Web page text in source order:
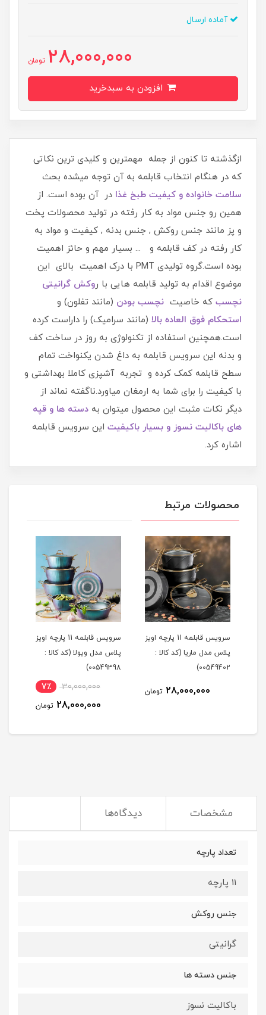
آماده ارسال
28,000,000 تومان
ازگذشته تا کنون از جمله مهمترین و کلیدی ترین نکاتی
که در هنگام انتخاب قابلمه به آن توجه میشده بحث
سلامت خانواده و کیفیت طبخ غذا در آن بوده است. از
همین رو جنس مواد به کار رفته در تولید محصولات پخت
و پز مانند جنس روکش , جنس بدنه , کیفیت و مواد به
کار رفته در کف قابلمه و ... بسیار مهم و حائز اهمیت
بوده است.گروه تولیدی PMT با درک اهمیت بالای این
موضوع اقدام به تولید قابلمه هایی با روکش گرانیتی
نچسب که خاصیت نچسب بودن (مانند تفلون) و
استحکام فوق العاده بالا (مانند سرامیک) را داراست کرده
است.همچنین استفاده از تکنولوژی به روز در ساخت کف
و بدنه این سرویس قابلمه به داغ شدن یکنواخت تمام
سطح قابلمه کمک کرده و تجربه آشپزی کاملا بهداشتی و
با کیفیت را برای شما به ارمغان میاورد.ناگفته نماند از
دیگر نکات مثبت این محصول میتوان به دسته ها و قپه
های باکالیت نسوز و بسیار باکیفیت این سرویس قابلمه
اشاره کرد.
محصولات مرتبط
سرویس قابلمه 11 پارچه اویز
پلاس مدل ماریا (کد کالا :
00549402)
28,000,000 تومان
سرویس قابلمه 11 پارچه اویز
پلاس مدل ویولا (کد کالا :
00549398)
30,000,000 7٪
28,000,000 تومان
مشخصات دیدگاه‌ها
تعداد پارچه
11 پارچه
جنس روکش
گرانیتی
جنس دسته ها
باکالیت نسوز